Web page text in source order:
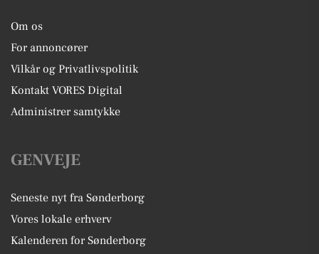
Om os
For annoncører
Vilkår og Privatlivspolitik
Kontakt VORES Digital
Administrer samtykke
GENVEJE
Seneste nyt fra Sønderborg
Vores lokale erhverv
Kalenderen for Sønderborg